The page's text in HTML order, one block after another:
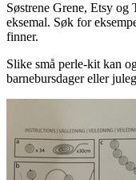
Søstrene Grene, Etsy og
eksemal. Søk for
finner.
Slike små perle-kit kan
barnebursdager eller